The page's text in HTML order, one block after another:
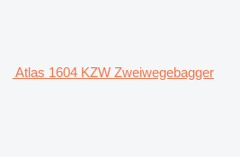
Atlas 1604 KZW Zweiwegebagger